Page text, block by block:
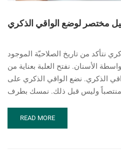
مختصر لوضع الواقي الذكري
نتأكد من تاريخ الصلاحيّة الموجود
الأسنان. نفتح العلبة بعناية من
الذكري. نضع الواقي الذكري على
READ
MORE
READ MORE